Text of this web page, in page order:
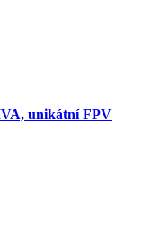
unikátní FPV